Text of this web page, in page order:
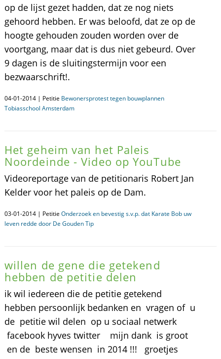
op de lijst gezet hadden, dat ze nog niets
gehoord hebben. Er was beloofd, dat ze op de
hoogte gehouden zouden worden over de
voortgang, maar dat is dus niet gebeurd. Over
9 dagen is de sluitingstermijn voor een
bezwaarschrift!.
04-01-2014 | Petitie Bewonersprotest tegen bouwplannen
Tobiasschool Amsterdam
Het geheim van het Paleis
Noordeinde - Video op YouTube
Videoreportage van de petitionaris Robert Jan
Kelder voor het paleis op de Dam.
03-01-2014 | Petitie Onderzoek en bevestig s.v.p. dat Karate Bob uw
leven redde door De Gouden Tip
willen de gene die getekend
hebben de petitie delen
ik wil iedereen die de petitie getekend
hebben persoonlijk bedanken en vragen of u
de petitie wil delen op u sociaal netwerk
facebook hyves twitter mijn dank is groot
en de beste wensen in 2014 !!! groetjes